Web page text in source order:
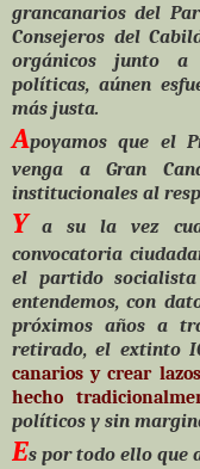
grancanarios del
Consejeros del
orgánicos junto a
políticas, aúnen
más justa.
Apoyamos que el
venga a Gran
institucionales al
Y a su la vez
convocatoria
el partido
entendemos, con
próximos años a
retirado, el extinto
canarios y crear
hecho
políticos y sin
Es por todo ello que